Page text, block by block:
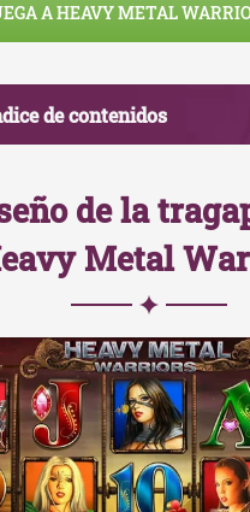
A HEAVY METAL
de contenidos
de la
Metal